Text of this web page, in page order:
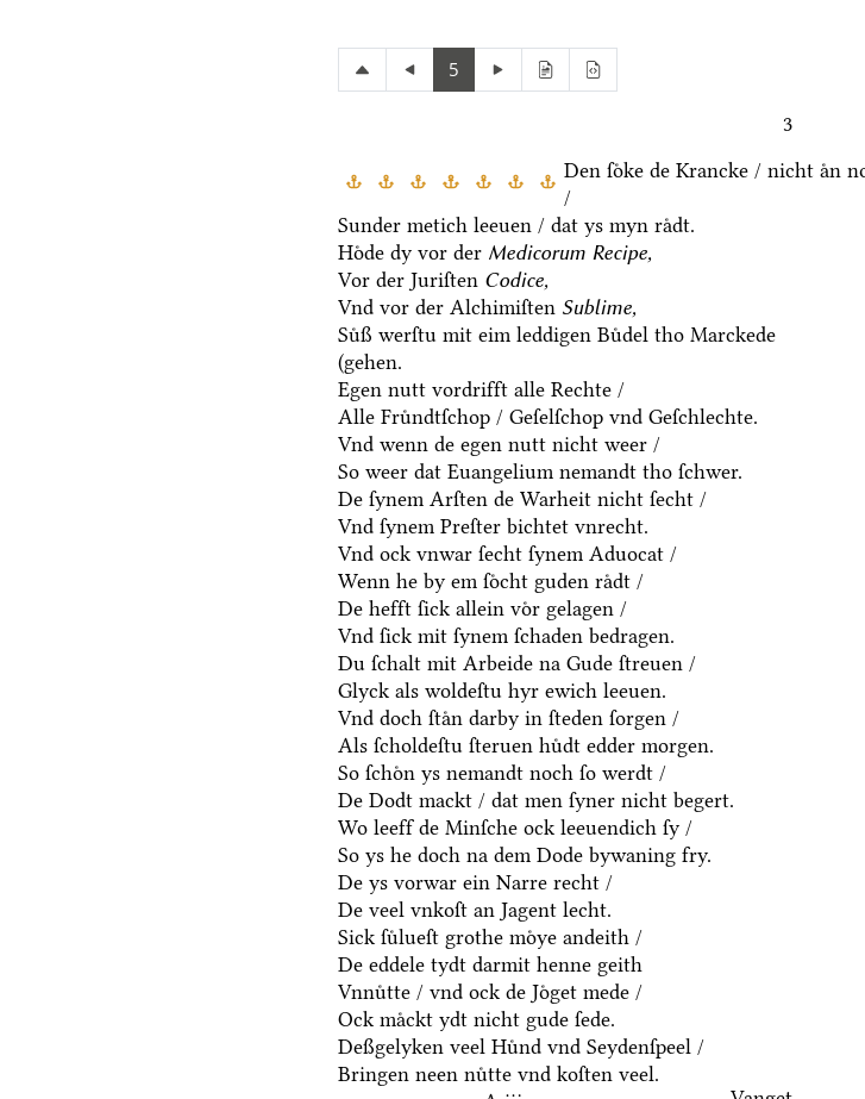
5
3
Den ſoͤke de Krancke / nicht aͤn
/
Sunder metich leeuen / dat ys myn raͤdt.
Hoͤde dy vor der Medicorum Recipe,
Vor der Juriſten Codice,
Vnd vor der Alchimiſten Sublime,
Suͤß werſtu mit eim leddigen Buͤdel tho Marckede
(gehen.
Egen nutt vordrifft alle Rechte /
Alle Fruͤndtſchop / Geſelſchop vnd Geſchlechte.
Vnd wenn de egen nutt nicht weer /
So weer dat Euangelium nemandt tho ſchwer.
De ſynem Arſten de Warheit nicht ſecht /
Vnd ſynem Preſter bichtet vnrecht.
Vnd ock vnwar ſecht ſynem Aduocat /
Wenn he by em ſoͤcht guden raͤdt /
De hefft ſick allein voͤr gelagen /
Vnd ſick mit ſynem ſchaden bedragen.
Du ſchalt mit Arbeide na Gude ſtreuen /
Glyck als woldeſtu hyr ewich leeuen.
Vnd doch ſtaͤn darby in ſteden ſorgen /
Als ſcholdeſtu ſteruen huͤdt edder morgen.
So ſchoͤn ys nemandt noch ſo werdt /
De Dodt mackt / dat men ſyner nicht begert.
Wo leeff de Minſche ock leeuendich ſy /
So ys he doch na dem Dode bywaning fry.
De ys vorwar ein Narre recht /
De veel vnkoſt an Jagent lecht.
Sick ſuͤlueſt grothe moͤye andeith /
De eddele tydt darmit henne geith
Vnnuͤtte / vnd ock de Joͤget mede /
Ock maͤckt ydt nicht gude ſede.
Deßgelyken veel Huͤnd vnd Seydenſpeel /
Bringen neen nuͤtte vnd koſten veel.